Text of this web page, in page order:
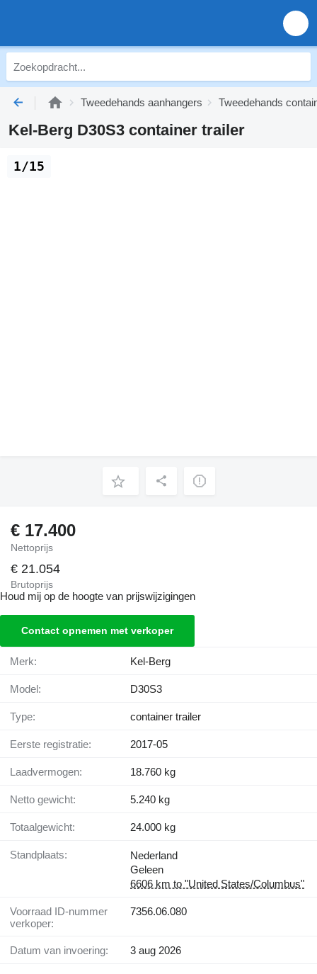
Tweedehands aanhangers Tweedehands
Kel-Berg D30S3 container trailer
1/15
€ 17.400
Nettoprijs
€ 21.054
Brutoprijs
Houd mij op de hoogte van prijswijzigingen
Contact opnemen met verkoper
Merk: Kel-Berg
Model: D30S3
Type: container trailer
Eerste registratie: 2017-05
Laadvermogen: 18.760 kg
Netto gewicht: 5.240 kg
Totaalgewicht: 24.000 kg
Standplaats:
Nederland
Geleen
6606 km to "United States/Columbus"
Voorraad ID-nummer
verkoper:
7356.06.080
Datum van invoering: 3 aug 2026